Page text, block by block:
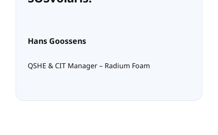
Hans Goossens
QSHE & CIT Manager – Radium Foam